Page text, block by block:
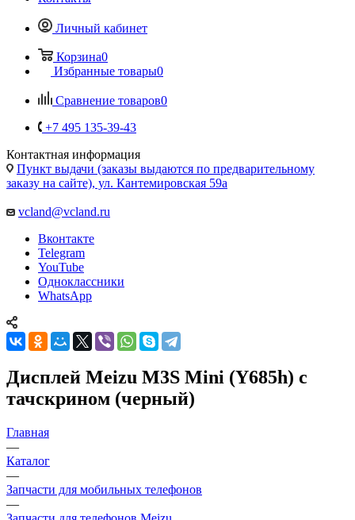
Корзина
Избранные товары
Сравнение товаров
+7 495 135-39-43
Контактная информация
Пункт выдачи (заказы выдаются по предварительному
заказу на сайте), ул. Кантемировская 59а
vcland@vcland.ru
Вконтакте
Telegram
YouTube
Одноклассники
WhatsApp
Дисплей Meizu M3S Mini (Y685h) с
тачскрином (черный)
Главная
—
—
Запчасти для мобильных телефонов
—
Запчасти для телефонов Meizu
—
Дисплеи для смартфонов Meizu
—
Дисплей Meizu M3S Mini (Y685h) с тачскрином (черный)